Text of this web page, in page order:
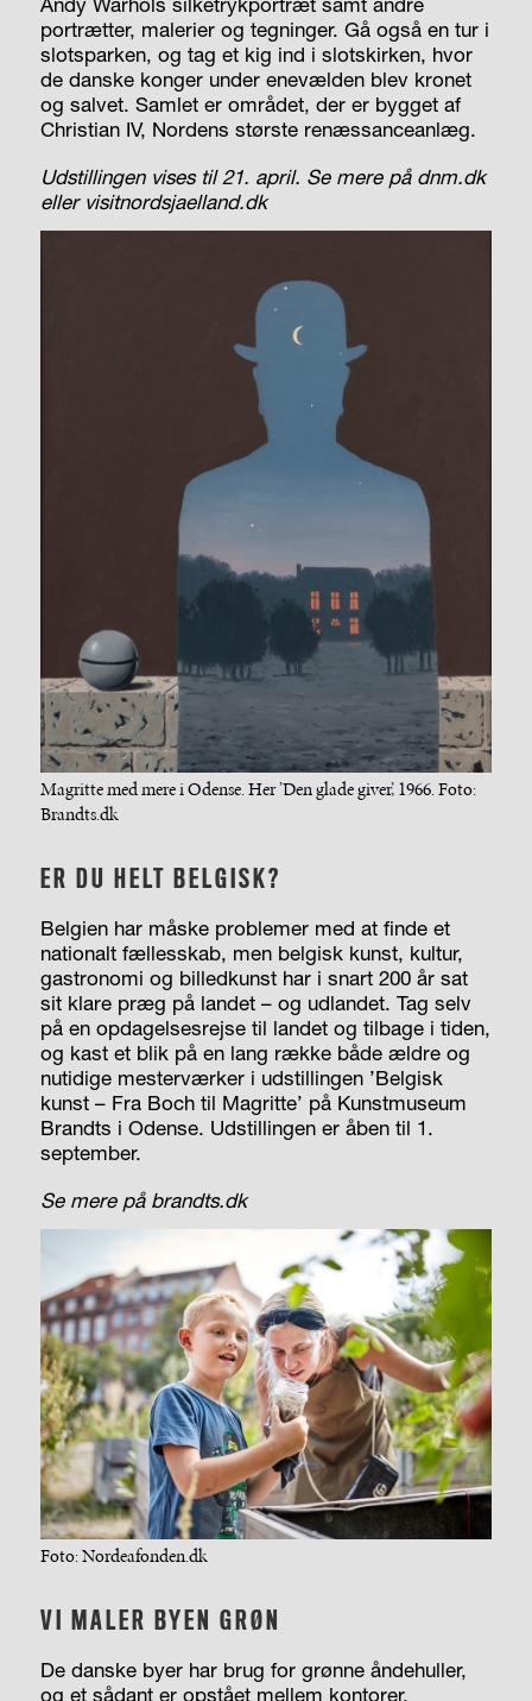
portrætter, malerier og tegninger. Gå også en tur i
slotsparken, og tag et kig ind i slotskirken, hvor
de danske konger under enevælden blev kronet
og salvet. Samlet er området, der er bygget af
Christian IV, Nordens største renæssanceanlæg.
Udstillingen vises til 21. april. Se mere på dnm.dk
eller visitnordsjaelland.dk
Magritte med mere i Odense. Her ’Den glade giver’, 1966. Foto:
Brandts.dk
ER DU HELT BELGISK?
Belgien har måske problemer med at finde et
nationalt fællesskab, men belgisk kunst, kultur,
gastronomi og billedkunst har i snart 200 år sat
sit klare præg på landet – og udlandet. Tag selv
på en opdagelsesrejse til landet og tilbage i tiden,
og kast et blik på en lang række både ældre og
nutidige mesterværker i udstillingen ’Belgisk
kunst – Fra Boch til Magritte’ på Kunstmuseum
Brandts i Odense. Udstillingen er åben til 1.
september.
Se mere på brandts.dk
Foto: Nordeafonden.dk
VI MALER BYEN GRØN
De danske byer har brug for grønne åndehuller,
og et sådant er opstået mellem kontorer,